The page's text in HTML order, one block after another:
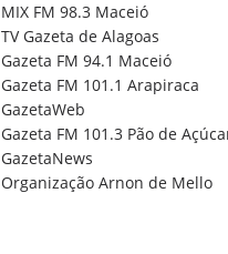
MIX FM 98.3 Maceió
TV Gazeta de Alagoas
Gazeta FM 94.1 Maceió
Gazeta FM 101.1 Arapiraca
GazetaWeb
Gazeta FM 101.3 Pão de
GazetaNews
Organização Arnon de Mello